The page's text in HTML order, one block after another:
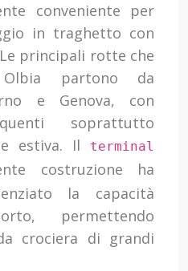
conveniente per
in traghetto con
principali rotte che
partono da
e Genova, con
soprattutto
estiva. Il
terminal
costruzione ha
la capacità
permettendo
crociera di grandi